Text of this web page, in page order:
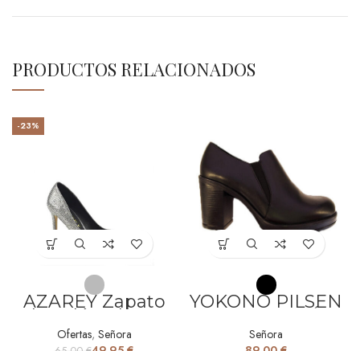
PRODUCTOS RELACIONADOS
-23%
AZAREY Zapato
de Salón plomo
con Pedrería
Ofertas, Señora
YOKONO PILSEN
ZAPATO TACÓN
Señora